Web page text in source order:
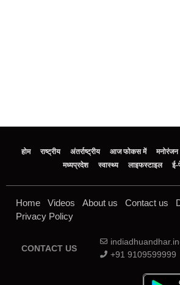
होम राष्ट्रीय अंतर्राष्ट्रीय आज फोकस में मनोरंजन
मध्‍यप्रदेश
स्वास्थ्य लाइफस्टाइल ई-
Home Videos About us Contact us
Privacy Policy
CONTACT US
+91 9109599999